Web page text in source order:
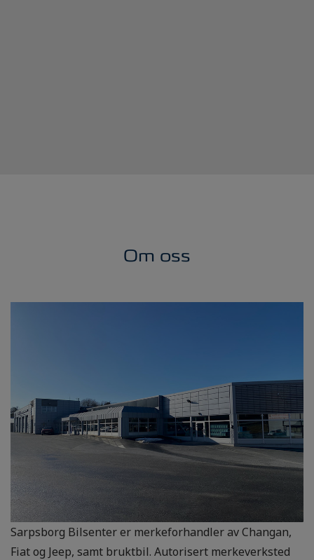
Om oss
Sarpsborg Bilsenter er merkeforhandler av Changan,
Fiat og Jeep, samt bruktbil. Autorisert merkeverksted